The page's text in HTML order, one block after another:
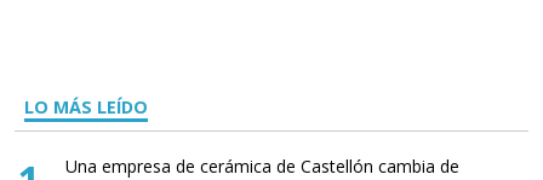
LO MÁS LEÍDO
Una empresa de cerámica de Castellón cambia de